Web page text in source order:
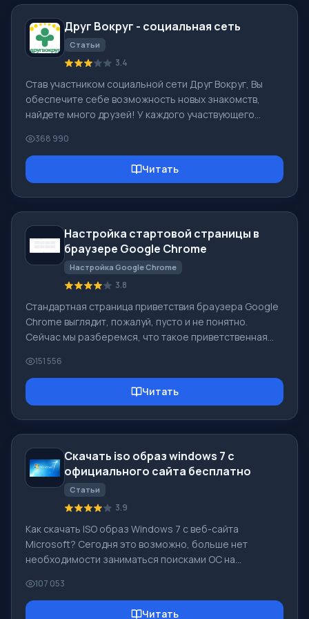
Друг Вокруг - социальная сеть
Статьи
3.4
Став участником социальной сети Друг Вокруг, Вы
обеспечите себе возможность новых знакомств,
найдете много друзей! У каждого участвующего
подруг, просто новых знакомых в этой сети!
Благодаря скромному приложению можно часто
общаться с друзьями на общую тематику! Используя
скачать программу и стать пользователем
программы Друг Вокр
368 990
Читать
Настройка стартовой страницы в
браузере Google Chrome
Настройка Google Chrome
3.8
Стандартная страница приветствия браузера Google
Chrome выглядит, пожалуй, пусто и не понятно.
Сейчас мы разберемся, что такое приветственная
запускаете браузер, первое что Вы видите - это
стартовая страница! Ее еще называют страницей
быстрого доступа, или приветственной страницей.
Chrome. Итак, теперь мы знаем что
151 556
Читать
Скачать iso образ windows 7 с
официального сайта бесплатно
Статьи
3.9
Как скачать ISO образ Windows 7 с веб-сайта
Microsoft? Сегодня это возможно, больше нет
необходимости заниматься поисками ОС на
компьютер вирусом. В Сети есть много разных
сборок данной операционной системы. Лучше всего
107 053
Читать